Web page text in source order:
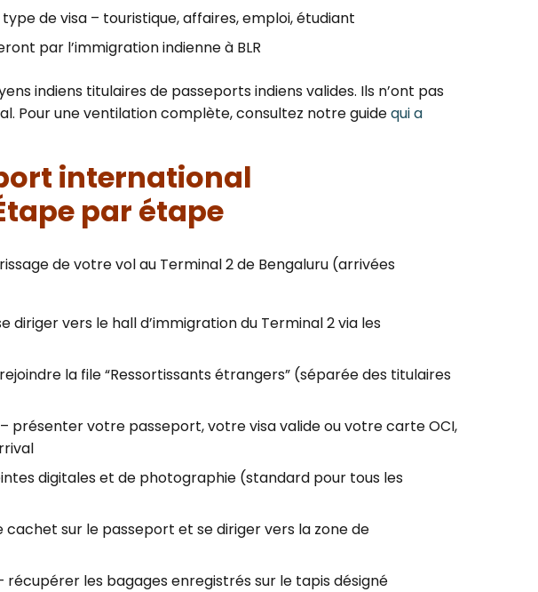
de visa – touristique, affaires, emploi, étudiant
par l’immigration indienne à BLR
indiens titulaires de passeports indiens valides. Ils n’ont pas
Pour une ventilation complète, consultez notre guidequi a
international
par étape
de votre vol au Terminal 2 de Bengaluru (arrivées
diriger vers le hall d’immigration du Terminal 2 via les
la file “Ressortissants étrangers” (séparée des titulaires
– présenter votre passeport, votre visa valide ou votre carte OCI,
digitales et de photographie (standard pour tous les
cachet sur le passeport et se diriger vers la zone de
récupérer les bagages enregistrés sur le tapis désigné